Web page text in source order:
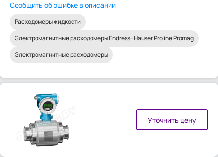
Сообщить об ошибке в описании
Расходомеры жидкости
Электромагнитные расходомеры Endress+Hauser Proline Promag
Электромагнитные расходомеры
Уточнить цену